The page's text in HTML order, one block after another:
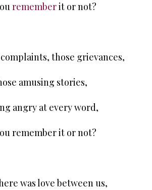
rememberit or not?
those grievances,
amusing stories,
angry at every word,
remember it or not?
was love between us,